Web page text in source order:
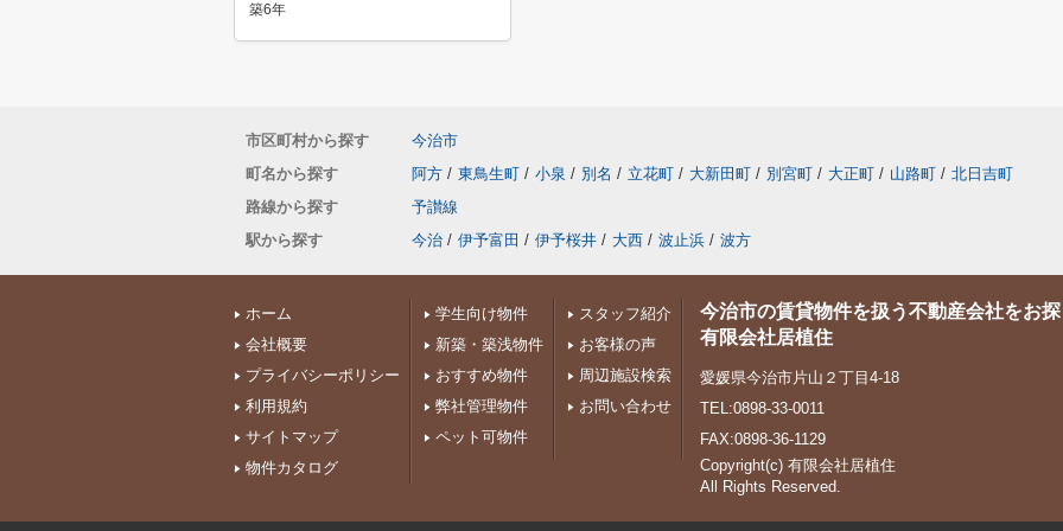
築6年
市区町村から探す
今治市
町名から探す
阿方 / 東鳥生町 / 小泉 / 別名 / 立花町 / 大新田町 / 別宮町 / 大正町 / 山路町 / 北日吉町
路線から探す
予讃線
駅から探す
今治 / 伊予富田 / 伊予桜井 / 大西 / 波止浜 / 波方
ホーム
会社概要
プライバシーポリシー
利用規約
サイトマップ
物件カタログ
学生向け物件
新築・築浅物件
おすすめ物件
弊社管理物件
ペット可物件
スタッフ紹介
お客様の声
周辺施設検索
お問い合わせ
今治市の賃貸物件を扱う不動産会社をお
有限会社居植住
愛媛県今治市片山２丁目4-18
TEL:0898-33-0011
FAX:0898-36-1129
Copyright(c) 有限会社居植住
All Rights Reserved.